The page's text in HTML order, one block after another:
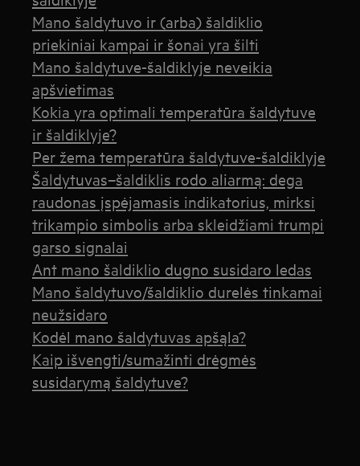
Mano šaldytuvo ir (arba) šaldiklio
priekiniai kampai ir šonai yra šilti
Mano šaldytuve-šaldiklyje neveikia
apšvietimas
Kokia yra optimali temperatūra šaldytuve
ir šaldiklyje?
Per žema temperatūra šaldytuve-šaldiklyje
Šaldytuvas–šaldiklis rodo aliarmą: dega
raudonas įspėjamasis indikatorius, mirksi
trikampio simbolis arba skleidžiami trumpi
garso signalai
Ant mano šaldiklio dugno susidaro ledas
Mano šaldytuvo/šaldiklio durelės tinkamai
neužsidaro
Kodėl mano šaldytuvas apšąla?
Kaip išvengti/sumažinti drėgmės
susidarymą šaldytuve?